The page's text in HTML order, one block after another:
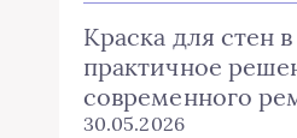
Краска для стен
практичное
современного
30.05.2026